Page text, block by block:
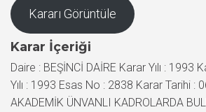
Kararı Görüntüle
Karar İçeriği
Daire : BEŞİNCİ DAİRE Karar Yılı : 1993
Yılı : 1993 Esas No : 2838 Karar Tarihi :
AKADEMİK ÜNVANLI KADROLARDA